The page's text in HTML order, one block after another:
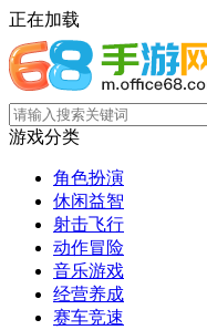
正在加载
游戏分类
角色扮演
休闲益智
射击飞行
动作冒险
音乐游戏
经营养成
赛车竞速